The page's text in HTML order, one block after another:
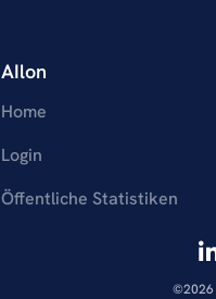
AIlon
Home
Login
Öffentliche Statistiken
©2026